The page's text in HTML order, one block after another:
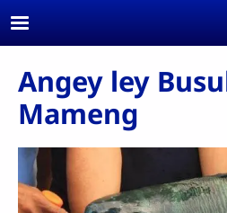
Skip to main content
Angey ley
Mameng